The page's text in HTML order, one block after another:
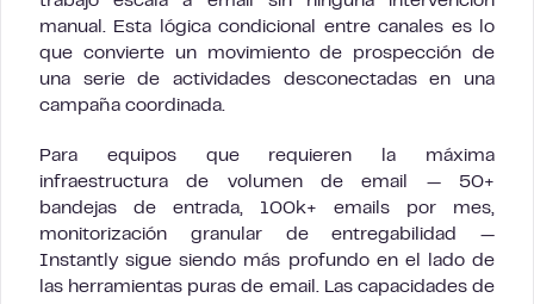
manual. Esta lógica condicional entre canales es lo
que convierte un movimiento de prospección de
una serie de actividades desconectadas en una
campaña coordinada.
Para equipos que requieren la máxima
infraestructura de volumen de email — 50+
bandejas de entrada, 100k+ emails por mes,
monitorización granular de entregabilidad —
Instantly sigue siendo más profundo en el lado de
las herramientas puras de email. Las capacidades de